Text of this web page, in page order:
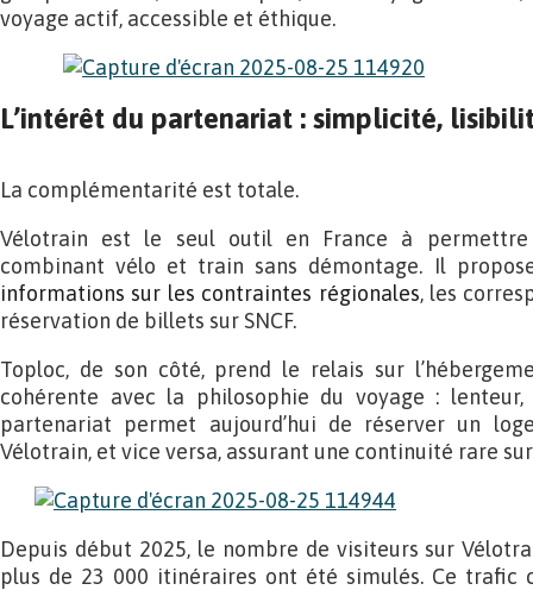
voyage actif, accessible et éthique.
L’intérêt du partenariat : simplicité,
La complémentarité est totale.
Vélotrain est le seul outil en France à permettre
combinant vélo et train sans démontage. Il
informations sur les contraintes régionales, les
réservation de billets sur SNCF.
Toploc, de son côté, prend le relais sur
cohérente avec la philosophie du voyage :
partenariat permet aujourd’hui de réserver un
Vélotrain, et vice versa, assurant une continuité rare
Depuis début 2025, le nombre de visiteurs sur
plus de 23 000 itinéraires ont été simulés. Ce trafic